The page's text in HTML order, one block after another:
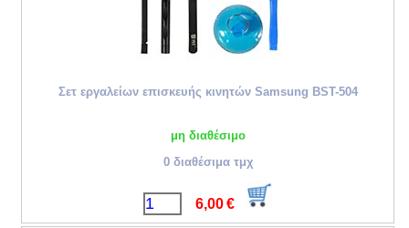
Σετ εργαλείων επισκευής κινητών Samsung BST-504
μη διαθέσιμο
0 διαθέσιμα τμχ
6,00 €